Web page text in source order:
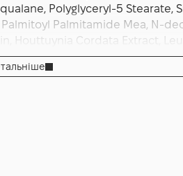
Polyglyceryl-5 Stearate,
Palmitamide Mea, N-
Houttuynia Cordata Extract,
Oil, Olea Europaea (Olive)
Tinctorius (Safflower)